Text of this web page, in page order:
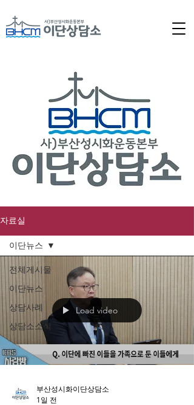
자료실
전체게시물
이단뉴스
상담사례
상담소소식
이단뉴스
Load video
부산성시화이단상담소
1일 전